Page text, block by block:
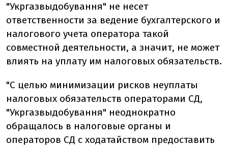
"Укргазвыдобування" не несет
ответственности за ведение бухгалтерского и
налогового учета оператора такой
совместной деятельности, а значит, не может
влиять на уплату им налоговых обязательств.
"С целью минимизации рисков неуплаты
налоговых обязательств операторами СД,
"Укргазвыдобування" неоднократно
обращалось в налоговые органы и
операторов СД с ходатайством предоставить